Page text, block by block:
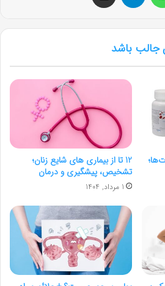
جالب باشد
12 تا از بیماری های شایع زنان؛
تشخیص، پیشگیری و درمان
1 مرداد, 1404